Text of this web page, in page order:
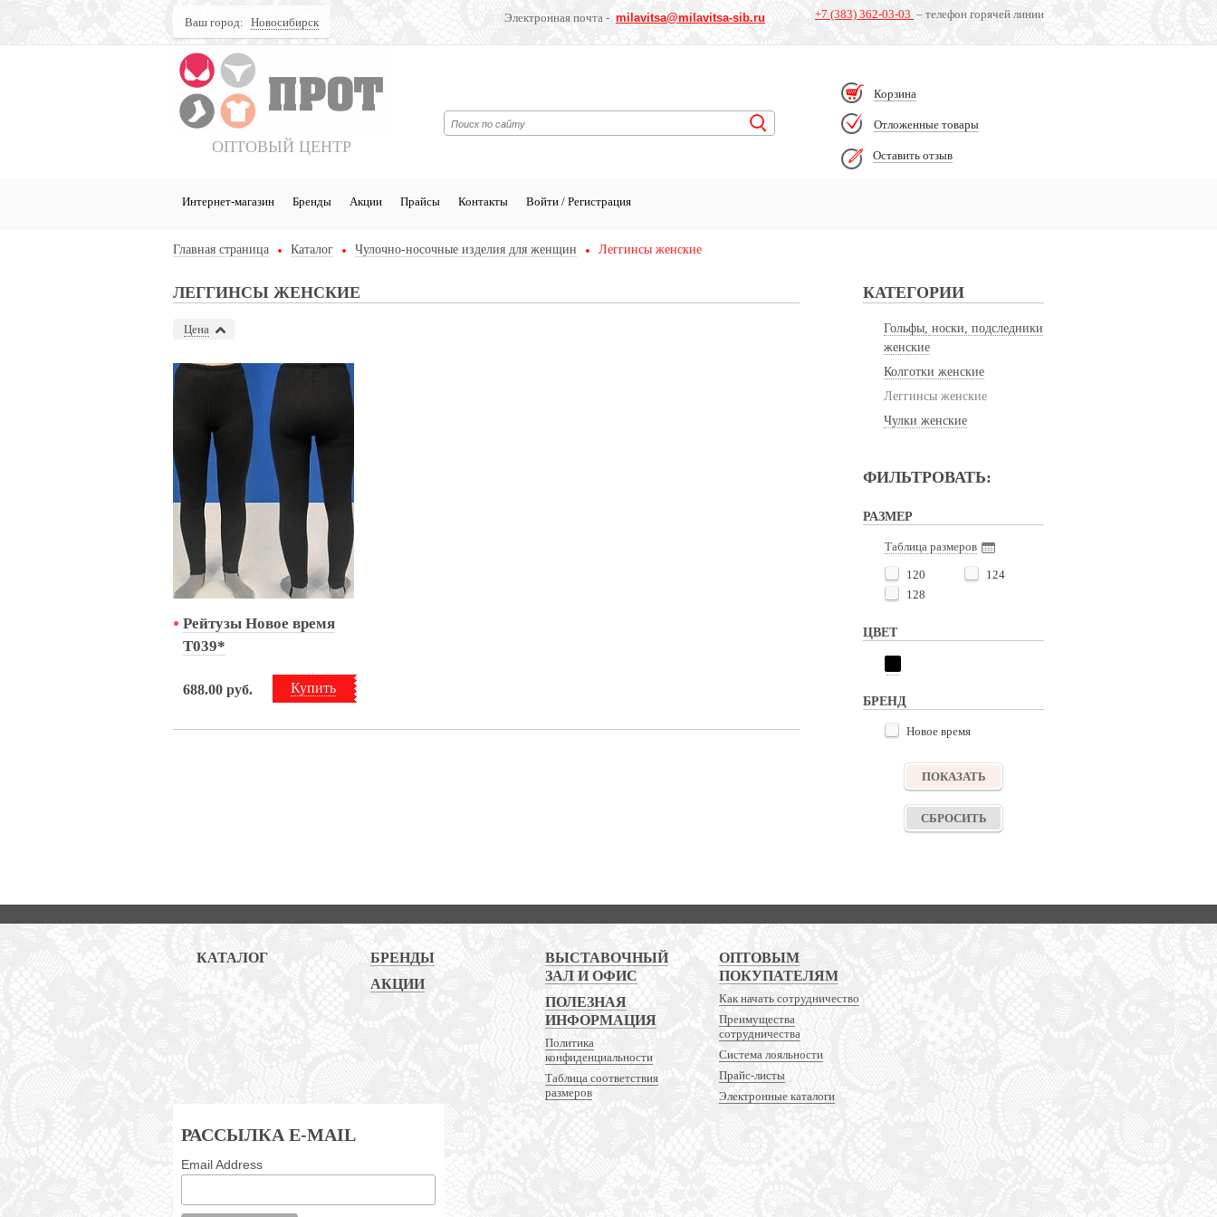
+7 (383) 362-03-03 – телефон горячей линии
Электронная почта - milavitsa@milavitsa-sib.ru
Ваш город: Новосибирск
Корзина
Отложенные товары
Оставить отзыв
ОПТОВЫЙ ЦЕНТР
Интернет-магазин Бренды Акции Прайсы Контакты Войти / Регистрация
Главная страница Каталог Чулочно-носочные изделия для женщин Леггинсы женские
КАТЕГОРИИ
Гольфы, носки, подследники
женские
Колготки женские
Леггинсы женские
Чулки женские
ФИЛЬТРОВАТЬ:
РАЗМЕР
Таблица размеров
120
124
128
ЦВЕТ
БРЕНД
Новое время
ЛЕГГИНСЫ ЖЕНСКИЕ
Цена
Рейтузы Новое время
Т039*
Купить
688.00 руб.
КАТАЛОГ
БРЕНДЫ
АКЦИИ
ВЫСТАВОЧНЫЙ
ЗАЛ И ОФИС
ПОЛЕЗНАЯ
ИНФОРМАЦИЯ
Политика
конфиденциальности
Таблица соответствия
размеров
ОПТОВЫМ
ПОКУПАТЕЛЯМ
Как начать сотрудничество
Преимущества
сотрудничества
Система лояльности
Прайс-листы
Электронные каталоги
РАССЫЛКА E-MAIL
Email Address